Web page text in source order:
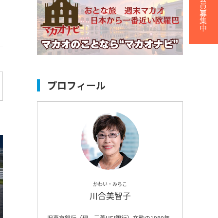
プロフィール
かわい・みちこ
川合美智子